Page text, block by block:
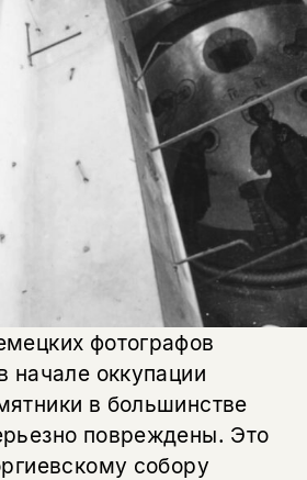
фотографов
начале оккупации
в большинстве
повреждены. Это
собору